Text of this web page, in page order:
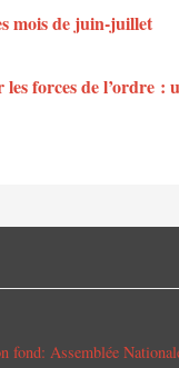
mois de juin-juillet
forces de l’ordre
fond: Assemblée